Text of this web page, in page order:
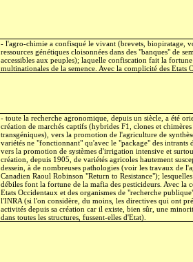
- l'agro-chimie a confisqué le vivant (brevets, biopiratage,
ressources génétiques cloisonnées dans des "banques" de
accessibles aux peuples); laquelle confiscation fait la fortune
multinationales de la semence. Avec la complicité des Etats
- toute la recherche agronomique, depuis un siècle, a été
création de marchés captifs (hybrides F1, clones et chimères
transgéniques), vers la promotion de l'agriculture de
variétés ne "fonctionnant" qu'avec le "package" des intrants
vers la promotion de systèmes d'irrigation intensive et
création, depuis 1905, de variétés agricoles hautement
dessein, à de nombreuses pathologies (voir les travaux de
Canadien Raoul Robinson "Return to Resistance");
débiles font la fortune de la mafia des pesticideurs. Avec la
Etats Occidentaux et des organismes de "recherche
l'INRA (si l'on considère, du moins, les directives qui ont
activités depuis sa création car il existe, bien sûr, une
dans toutes les structures, fussent-elles d'Etat).